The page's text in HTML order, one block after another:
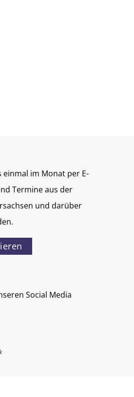
einmal im Monat per E-
Termine aus der
und darüber
Social Media